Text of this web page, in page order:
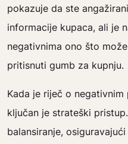
pokazuje da ste
informacije kupaca, ali je
negativnima ono što
pritisnuti gumb za kupnju.
Kada je riječ o
ključan je strateški
balansiranje,